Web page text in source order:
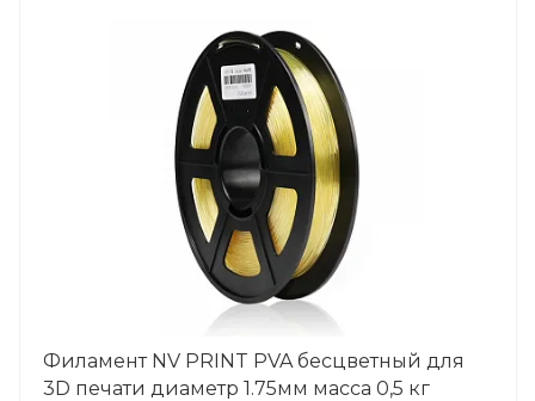
Филамент NV PRINT PVA бесцветный для
3D печати диаметр 1.75мм масса 0,5 кг